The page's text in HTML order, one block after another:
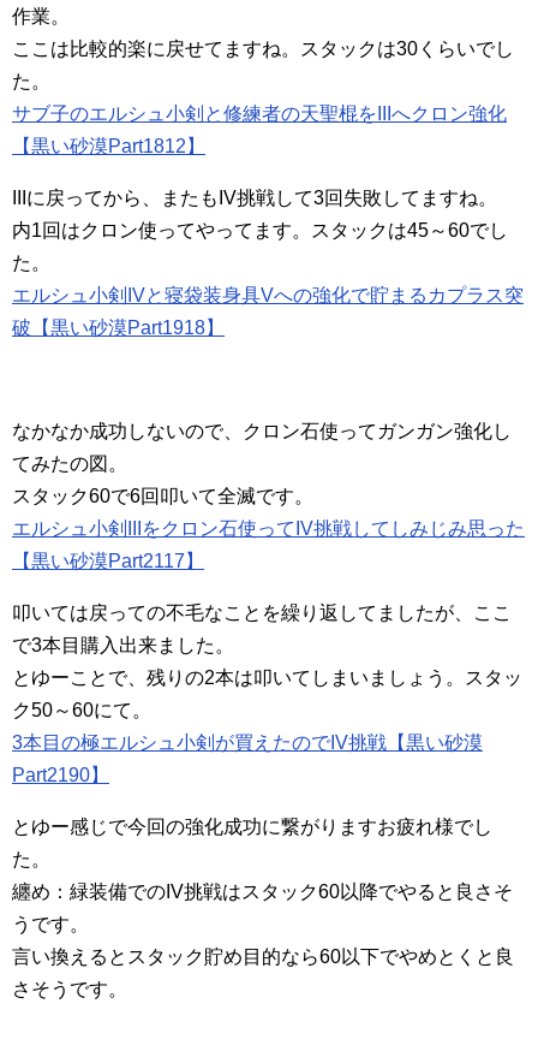
作業。
ここは比較的楽に戻せてますね。スタックは30くらいでし
た。
サブ子のエルシュ小剣と修練者の天聖棍をIIIへクロン強化
【黒い砂漠Part1812】
IIIに戻ってから、またもIV挑戦して3回失敗してますね。
内1回はクロン使ってやってます。スタックは45～60でし
た。
エルシュ小剣IVと寝袋装身具Vへの強化で貯まるカプラス突
破【黒い砂漠Part1918】
なかなか成功しないので、クロン石使ってガンガン強化し
てみたの図。
スタック60で6回叩いて全滅です。
エルシュ小剣IIIをクロン石使ってIV挑戦してしみじみ思った
【黒い砂漠Part2117】
叩いては戻っての不毛なことを繰り返してましたが、ここ
で3本目購入出来ました。
とゆーことで、残りの2本は叩いてしまいましょう。スタッ
ク50～60にて。
3本目の極エルシュ小剣が買えたのでIV挑戦【黒い砂漠
Part2190】
とゆー感じで今回の強化成功に繋がりますお疲れ様でし
た。
纏め：緑装備でのIV挑戦はスタック60以降でやると良さそ
うです。
言い換えるとスタック貯め目的なら60以下でやめとくと良
さそうです。